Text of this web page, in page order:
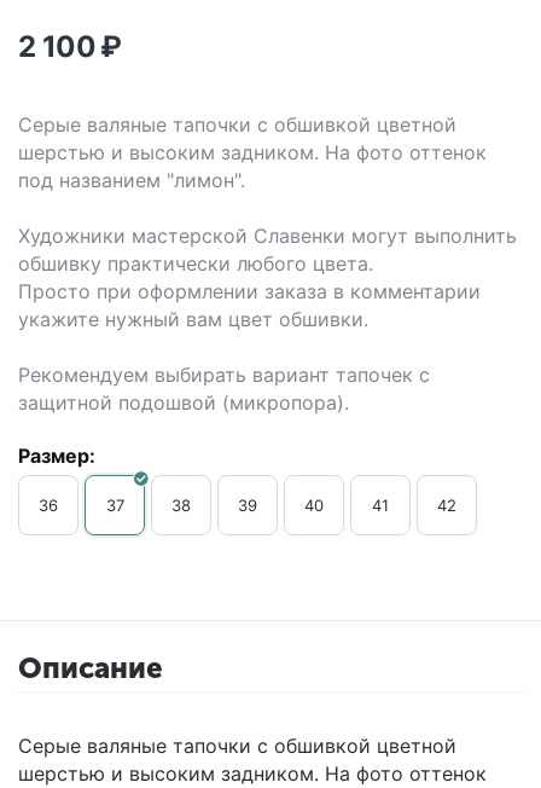
2 100₽
Серые валяные тапочки с обшивкой цветной
шерстью и высоким задником. На фото оттенок
под названием "лимон".
Художники мастерской Славенки могут выполнить
обшивку практически любого цвета.
Просто при оформлении заказа в комментарии
укажите нужный вам цвет обшивки.
Рекомендуем выбирать вариант тапочек с
защитной подошвой (микропора).
Размер:
36 37 38 39 40 41 42
Описание
Серые валяные тапочки с обшивкой цветной
шерстью и высоким задником. На фото оттенок